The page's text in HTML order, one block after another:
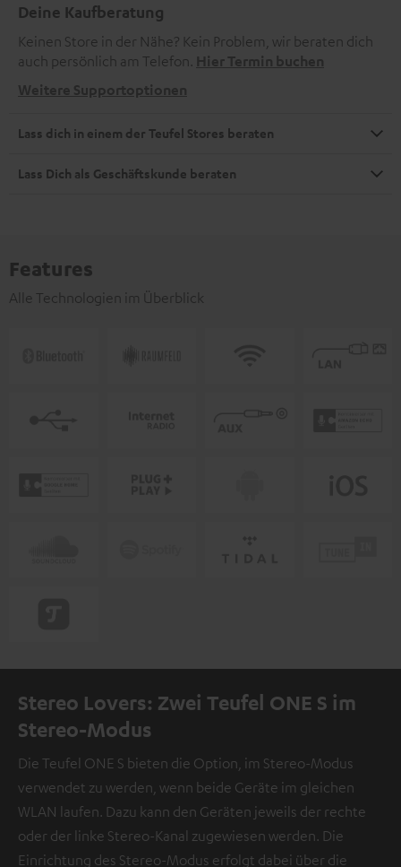
Deine Kaufberatung
Keinen Store in der Nähe? Kein Problem, wir beraten dich
auch persönlich am Telefon. Hier Termin buchen
Weitere Supportoptionen
Lass dich in einem der Teufel Stores beraten
Lass Dich als Geschäftskunde beraten
Features
Alle Technologien im Überblick
Stereo Lovers: Zwei Teufel ONE S im
Stereo-Modus
Die Teufel ONE S bieten die Option, im Stereo-Modus
verwendet zu werden, wenn beide Geräte im gleichen
WLAN laufen. Dazu kann den Geräten jeweils der rechte
oder der linke Stereo-Kanal zugewiesen werden. Die
Einrichtung des Stereo-Modus erfolgt dabei über die